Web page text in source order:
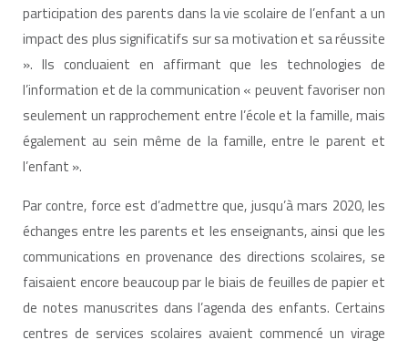
participation des parents dans la vie scolaire de l’enfant a un
impact des plus significatifs sur sa motivation et sa réussite
». Ils concluaient en affirmant que les technologies de
l’information et de la communication « peuvent favoriser non
seulement un rapprochement entre l’école et la famille, mais
également au sein même de la famille, entre le parent et
l’enfant ».
Par contre, force est d’admettre que, jusqu’à mars 2020, les
échanges entre les parents et les enseignants, ainsi que les
communications en provenance des directions scolaires, se
faisaient encore beaucoup par le biais de feuilles de papier et
de notes manuscrites dans l’agenda des enfants. Certains
centres de services scolaires avaient commencé un virage